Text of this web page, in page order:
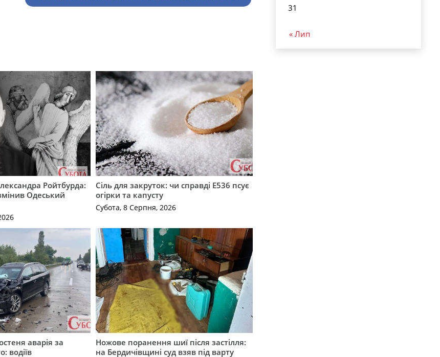
Ройтбурда:
Одеський
Сіль для закруток: чи справді Е536 псує
огірки та капусту
Субота, 8 Серпня, 2026
аварія за
водіїв
Ножове поранення шиї після застілля:
на Бердичівщині суд взяв під варту
31
« Лип